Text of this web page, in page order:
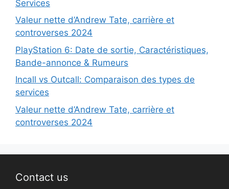
Services
Valeur nette d’Andrew Tate, carrière et
controverses 2024
PlayStation 6: Date de sortie, Caractéristiques,
Bande-annonce & Rumeurs
Incall vs Outcall: Comparaison des types de
services
Valeur nette d’Andrew Tate, carrière et
controverses 2024
Contact us